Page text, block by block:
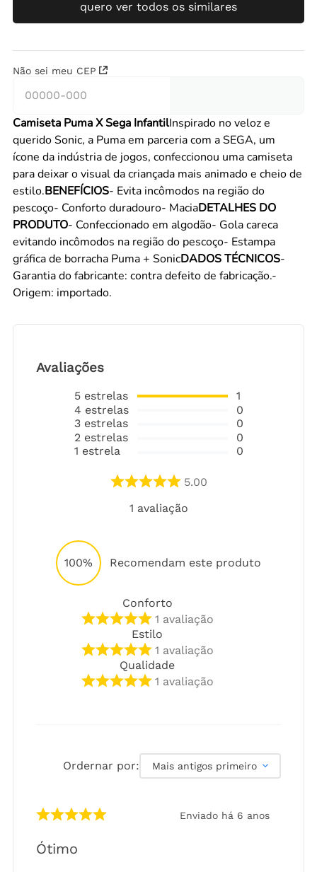
quero ver todos os similares
Não sei meu CEP
Camiseta Puma X Sega InfantilInspirado no veloz e
querido Sonic, a Puma em parceria com a SEGA, um
ícone da indústria de jogos, confeccionou uma camiseta
para deixar o visual da criançada mais animado e cheio de
estilo.BENEFÍCIOS- Evita incômodos na região do
pescoço- Conforto duradouro- MaciaDETALHES DO
PRODUTO- Confeccionado em algodão- Gola careca
evitando incômodos na região do pescoço- Estampa
gráfica de borracha Puma + SonicDADOS TÉCNICOS-
Garantia do fabricante: contra defeito de fabricação.-
Origem: importado.
Avaliações
5 estrelas
4 estrelas
3 estrelas
2 estrelas
1 estrela
1
0
0
0
0
5.00
1 avaliação
100% Recomendam este produto
Conforto
1 avaliação
Estilo
1 avaliação
Qualidade
1 avaliação
Ordernar por: Mais antigos primeiro
Enviado há 6 anos
Ótimo